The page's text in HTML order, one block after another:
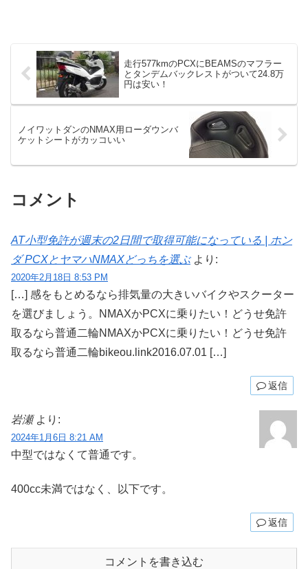
走行577kmのPCXにBEAMSのマフラー
とタンデムバックレストがついて24.8万
円は安い！
ノイワットダンのNMAX用ローダウンバ
ケットシートがカッコいい
コメント
AT小型免許が週末の2日間で取得可能になっている | ホン
ダ PCXとヤマハNMAXどっちを選ぶ より:
2020年2月18日 8:53 PM
[…] 感をもとめるなら排気量の大きいバイクやスクーター
を選びましょう。NMAXかPCXに乗りたい！どうせ免許
取るなら普通二輪NMAXかPCXに乗りたい！どうせ免許
取るなら普通二輪bikeou.link2016.07.01 […]
返信
岩瀬 より:
2024年1月6日 8:21 AM
中型ではなくて普通です。
400cc未満ではなく、以下です。
返信
コメントを書き込む